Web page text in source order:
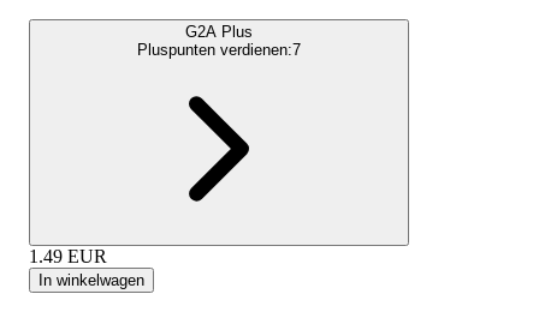
G2A Plus
Pluspunten verdienen:7
1.49 EUR
In winkelwagen